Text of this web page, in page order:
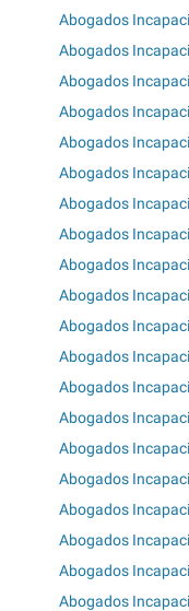
Abogados
Abogados
Abogados
Abogados
Abogados
Abogados
Abogados
Abogados
Abogados
Abogados
Abogados
Abogados
Abogados
Abogados
Abogados
Abogados
Abogados
Abogados
Abogados
Abogados